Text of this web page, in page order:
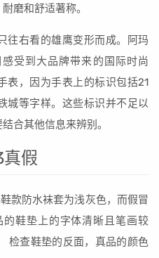
磨和舒适著称。
往右看的雄鹰变形而成。阿玛
受到大品牌带来的国际时尚
表，因为手表上的标识包括21
城等字样。这些标识并不足以
合其他信息来辨别。
假
款防水袜套为浅灰色，而假冒
鞋垫上的字体清晰且笔画较
检查鞋垫的反面，真品的颜色